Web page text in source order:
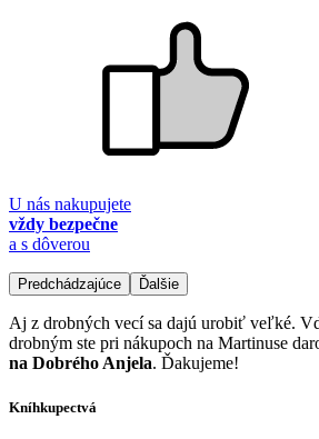
U nás nakupujete
vždy bezpečne
a s dôverou
Predchádzajúce Ďalšie
Aj z drobných vecí sa dajú urobiť veľké.
drobným ste pri nákupoch na Martinuse
na Dobrého Anjela. Ďakujeme!
Kníhkupectvá